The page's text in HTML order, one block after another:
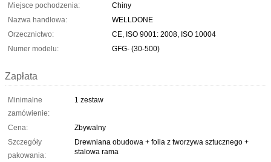
Miejsce pochodzenia:
Chiny
Nazwa handlowa:
WELLDONE
Orzecznictwo:
CE, ISO 9001: 2008, ISO 10004
Numer modelu:
GFG- (30-500)
Zapłata
Minimalne
zamówienie:
1 zestaw
Cena:
Zbywalny
Szczegóły
pakowania:
Drewniana obudowa + folia z tworzywa sztucznego +
stalowa rama